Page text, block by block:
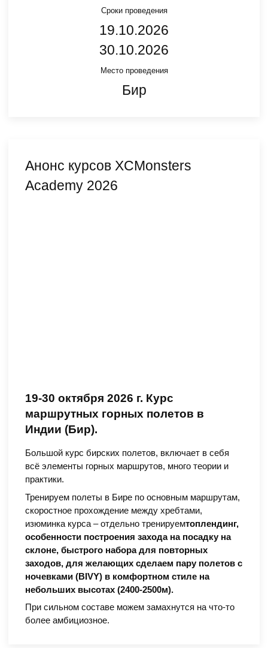
Сроки проведения
19.10.2026
30.10.2026
Место проведения
Бир
Анонс курсов XCMonsters
Academy 2026
19-30 октября 2026 г. Курс
маршрутных горных полетов в
Индии (Бир).
Большой курс бирских полетов, включает в себя
всё элементы горных маршрутов, много теории и
практики.
Тренируем полеты в Бире по основным маршрутам,
скоростное прохождение между хребтами,
изюминка курса – отдельно тренируемтоплендинг,
особенности построения захода на посадку на
склоне, быстрого набора для повторных
заходов, для желающих сделаем пару полетов с
ночевками (BIVY) в комфортном стиле на
небольших высотах (2400-2500м).
При сильном составе можем замахнутся на что-то
более амбициозное.